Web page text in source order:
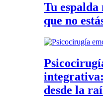
Tu
que no
desde la